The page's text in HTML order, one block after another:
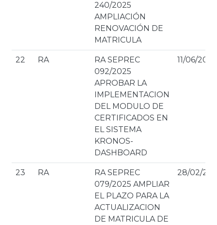
240/2025
AMPLIACIÓN
RENOVACIÓN DE
MATRICULA
22 RA
RA SEPREC
092/2025
APROBAR LA
IMPLEMENTACION
DEL MODULO DE
CERTIFICADOS EN
EL SISTEMA
KRONOS-
DASHBOARD
11/06/2025
23 RA
RA SEPREC
079/2025 AMPLIAR
EL PLAZO PARA LA
ACTUALIZACION
DE MATRICULA DE
28/02/